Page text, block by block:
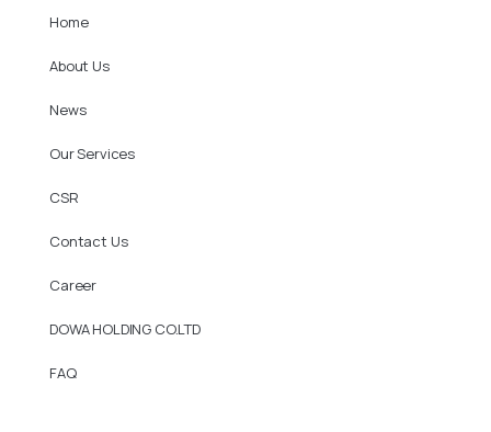
Home
About Us
News
Our Services
CSR
Contact Us
Career
DOWA HOLDING CO.LTD
FAQ